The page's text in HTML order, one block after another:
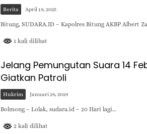
Berita April 19, 2025
Bitung, SUDARA.ID – Kapolres Bitung AKBP Albert
1 kali dilihat
Jelang Pemungutan Suara 14
Giatkan Patroli
Hukrim Januari 24, 2024
Bolmong – Lolak, sudara.id – 20 Hari lagi…
2 kali dilihat